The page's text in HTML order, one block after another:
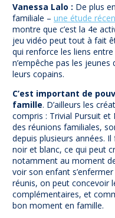
Vanessa Lalo : De plus
familiale – une étude
montre que c’est la 4e
jeu vidéo peut tout à fait
qui renforce les liens
n’empêche pas les
leurs copains.
C’est important de
famille. D’ailleurs les
compris : Trivial Pursuit et
des réunions familiales,
depuis plusieurs années.
noir et blanc, ce qui peut
notamment au moment
voir son enfant
réunis, on peut concevoir
complémentaires, et
bon moment en famille.